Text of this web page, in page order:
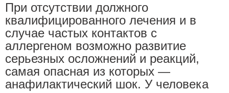
При отсутствии должного
квалифицированного лечения и в
случае частых контактов с
аллергеном возможно развитие
серьезных осложнений и реакций,
самая опасная из которых —
анафилактический шок. У человека